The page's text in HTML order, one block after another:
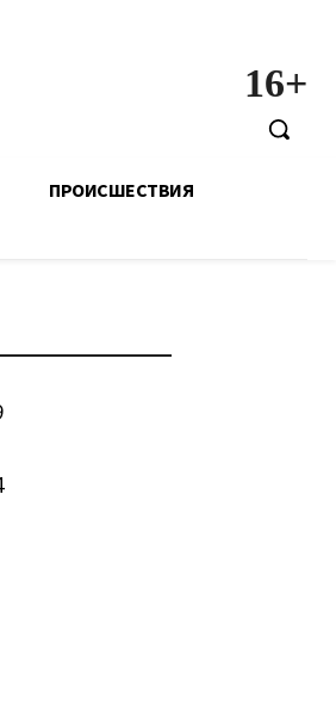
16+
ПРОИСШЕСТВИЯ